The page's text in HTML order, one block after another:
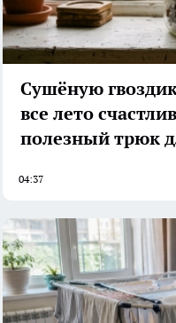
Сушёную
все лето
полезный трюк
04:37